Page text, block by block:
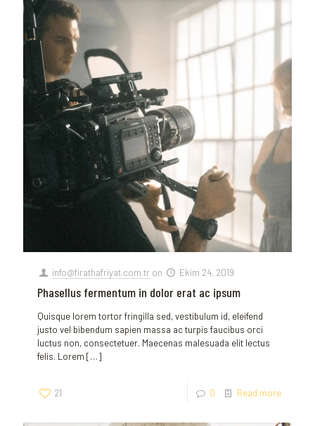
info@firathafriyat.com.tr on Ekim 24, 2019
Phasellus fermentum in dolor erat ac ipsum
Quisque lorem tortor fringilla sed, vestibulum id, eleifend
justo vel bibendum sapien massa ac turpis faucibus orci
luctus non, consectetuer. Maecenas malesuada elit lectus
felis. Lorem […]
21 0 Read more